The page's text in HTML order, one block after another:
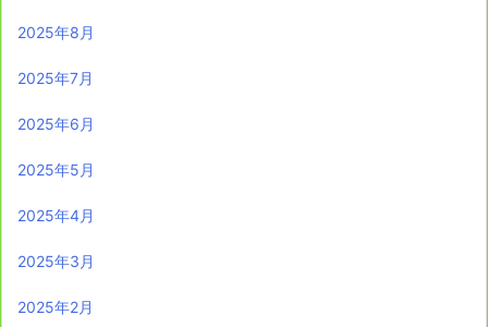
2025年8月
2025年7月
2025年6月
2025年5月
2025年4月
2025年3月
2025年2月